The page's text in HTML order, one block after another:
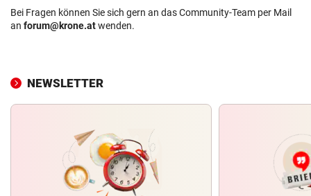
Bei Fragen können Sie sich gern an das Community-Team per Mail
an forum@krone.atwenden.
NEWSLETTER